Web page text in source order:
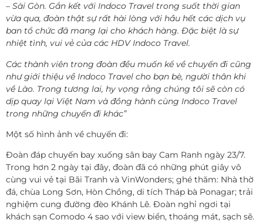
– Sài Gòn. Gắn kết với Indoco Travel trong suốt thời gian
vừa qua, đoàn thật sự rất hài lòng với hầu hết các dịch vụ
ban tổ chức đã mang lại cho khách hàng. Đặc biệt là sự
nhiệt tình, vui vẻ của các HDV Indoco Travel.
Các thành viên trong đoàn đều muốn kể về chuyến đi cũng
như giới thiệu về Indoco Travel cho bạn bè, người thân khi
về Lào. Trong tương lai, hy vọng rằng chúng tôi sẽ còn có
dịp quay lại Việt Nam và đồng hành cùng Indoco Travel
trong những chuyến đi khác”
Một số hình ảnh về chuyến đi:
Đoàn đáp chuyến bay xuống sân bay Cam Ranh ngày 23/7.
Trong hơn 2 ngày tại đây, đoàn đã có những phút giây vô
cùng vui vẻ tại Bãi Tranh và VinWonders; ghé thăm: Nhà thờ
đá, chùa Long Sơn, Hòn Chồng, di tích Tháp bà Ponagar; trải
nghiệm cung đường đèo Khánh Lê. Đoàn nghỉ ngơi tại
khách sạn Comodo 4 sao với view biển, thoáng mát, sạch sẽ.